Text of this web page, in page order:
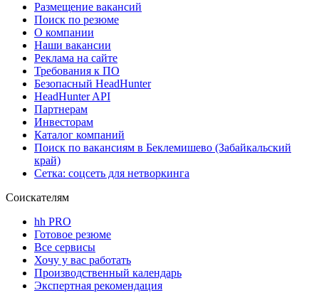
Размещение вакансий
Поиск по резюме
О компании
Наши вакансии
Реклама на сайте
Требования к ПО
Безопасный HeadHunter
HeadHunter API
Партнерам
Инвесторам
Каталог компаний
Поиск по вакансиям в Беклемишево (Забайкальский
край)
Сетка: соцсеть для нетворкинга
Соискателям
hh PRO
Готовое резюме
Все сервисы
Хочу у вас работать
Производственный календарь
Экспертная рекомендация